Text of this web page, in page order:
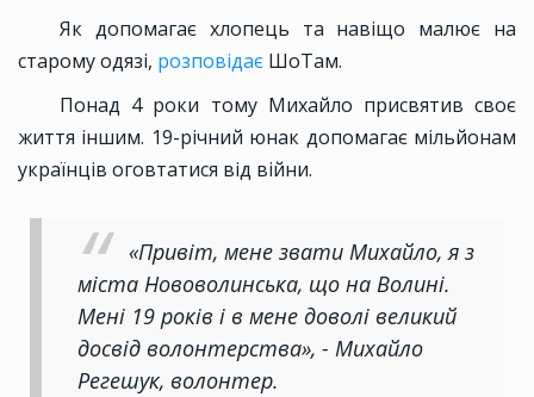
Як допомагає хлопець та навіщо малює на
старому одязі, розповідає ШоТам.
Понад 4 роки тому Михайло присвятив своє
життя іншим. 19-річний юнак допомагає мільйонам
українців оговтатися від війни.
«Привіт, мене звати Михайло, я з
міста Нововолинська, що на Волині.
Мені 19 років і в мене доволі великий
досвід волонтерства», - Михайло
Регешук, волонтер.